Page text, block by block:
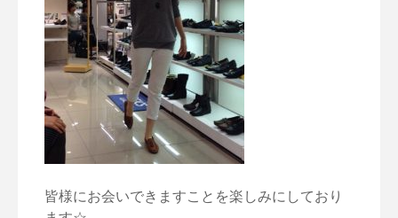
皆様にお会いできますことを楽しみにしており